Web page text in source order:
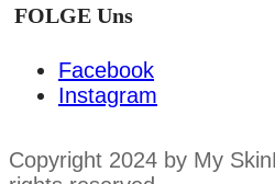
FOLGE Uns
Facebook
Instagram
Copyright 2024 by My